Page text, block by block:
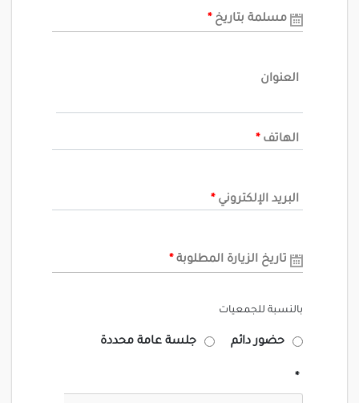
مسلمة بتاريخ*
العنوان
الهاتف*
البريد الإلكتروني*
تاريخ الزيارة المطلوبة*
بالنسبة للجمعيات
حضور دائم جلسة عامة محددة